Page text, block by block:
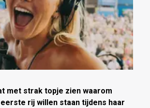
met strak topje zien waarom
rij willen staan tijdens haar